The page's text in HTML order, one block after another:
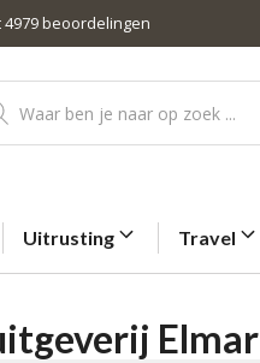
4979 beoordelingen
Uitrusting Travel
Elmar